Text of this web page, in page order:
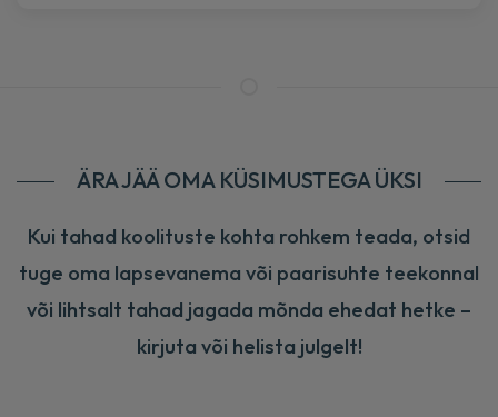
ÄRA JÄÄ OMA KÜSIMUSTEGA ÜKSI
Kui tahad koolituste kohta rohkem teada, otsid
tuge oma lapsevanema või paarisuhte teekonnal
või lihtsalt tahad jagada mõnda ehedat hetke –
kirjuta või helista julgelt!